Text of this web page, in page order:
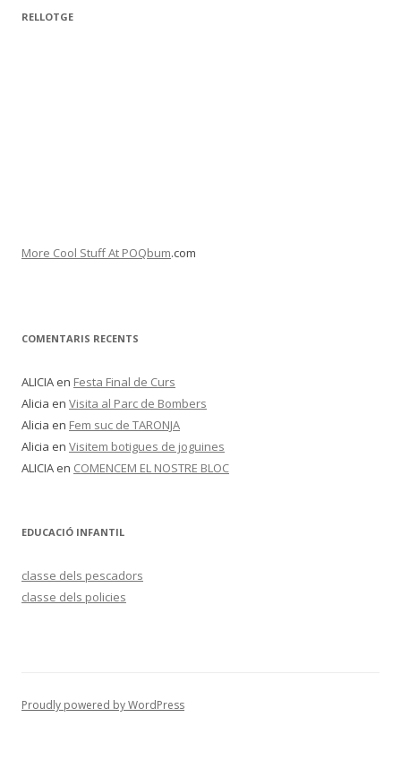
RELLOTGE
More Cool Stuff At POQbum.com
COMENTARIS RECENTS
ALICIA en Festa Final de Curs
Alicia en Visita al Parc de Bombers
Alicia en Fem suc de TARONJA
Alicia en Visitem botigues de joguines
ALICIA en COMENCEM EL NOSTRE BLOC
EDUCACIÓ INFANTIL
classe dels pescadors
classe dels policies
Proudly powered by WordPress